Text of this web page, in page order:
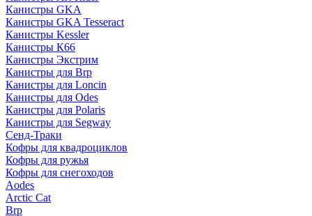
Канистры GKA
Канистры GKA Tesseract
Канистры Kessler
Канистры К66
Канистры Экстрим
Канистры для Brp
Канистры для Loncin
Канистры для Odes
Канистры для Polaris
Канистры для Segway
Сенд-Траки
Кофры для квадроциклов
Кофры для ружья
Кофры для снегоходов
Aodes
Arctic Cat
Brp